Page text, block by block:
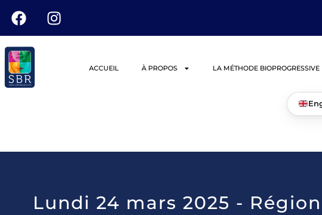
ACCUEIL À PROPOS LA MÉTHODE BIOPROGRESSIVE
Lundi 24 mars 2025 -